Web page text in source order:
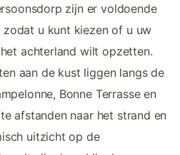
zijn er voldoende
u kunt kiezen of u uw
achterland wilt opzetten.
aan de kust liggen langs de
Bonne Terrasse en
afstanden naar het strand en
uitzicht op de